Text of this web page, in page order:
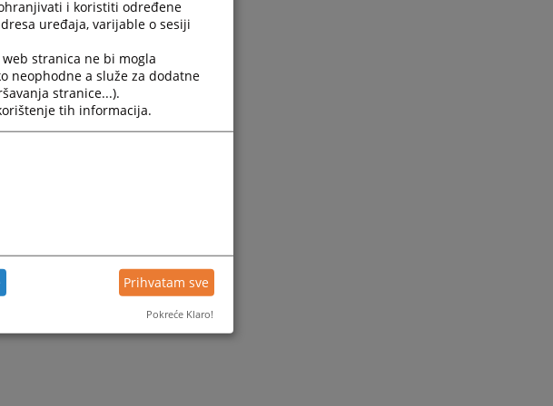
i koristiti određene
uređaja, varijable o sesiji
stranica ne bi mogla
neophodne a služe za dodatne
stranice...).
tih informacija.
Prihvatam sve
Pokreće Klaro!